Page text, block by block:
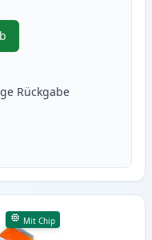
PGI-5BK schwarz
Rückgabe
Mit Chip